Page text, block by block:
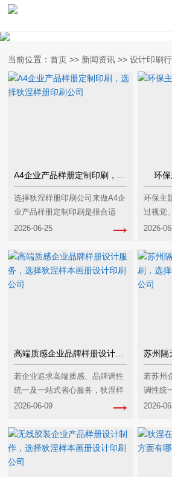
当前位置： 首页 >> 新闻资讯 >> 设计印刷
选择狄涅样册印刷公司来做A4企
业产品样册定制印刷是很合适
的，它能为你提供适配的全流程
验充足‌它拥有多领域的A4企业产
品样册定制案例，覆盖···
2026-06-25
环
环保主
过视觉
达，传
念可以
低碳的
2026-
高端质感企业品牌样册设计服务，选择狄涅样本画册设计印刷公司
若企业追求‌高端质感、品牌调性
统一及一站式省心服务‌，狄涅样
本画册设计印刷公司是适配性较
化、材质工艺匹配及全流程整合
方面具备优势，但需···
2026-06-09
若苏州
调性统
涅样本
效、设
备优势
2026-